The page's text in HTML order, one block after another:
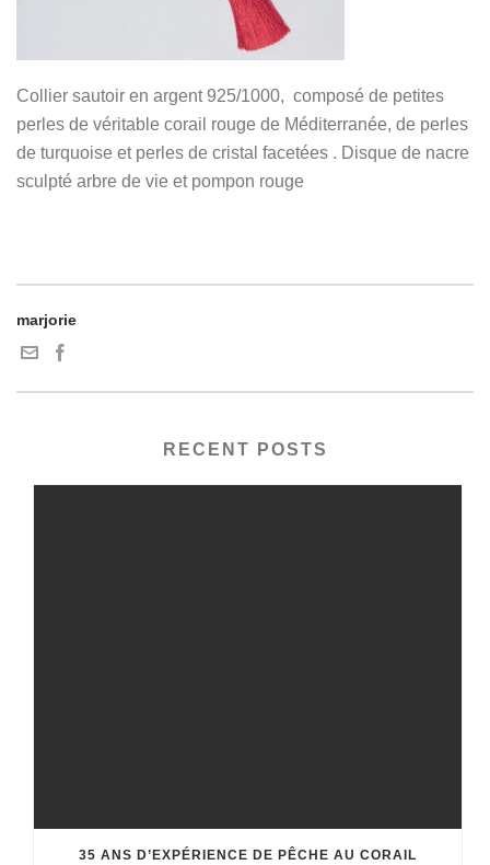
Collier sautoir en argent 925/1000, composé de petites
perles de véritable corail rouge de Méditerranée, de perles
de turquoise et perles de cristal facetées . Disque de nacre
sculpté arbre de vie et pompon rouge
marjorie
RECENT POSTS
35 ANS D’EXPÉRIENCE DE PÊCHE AU CORAIL